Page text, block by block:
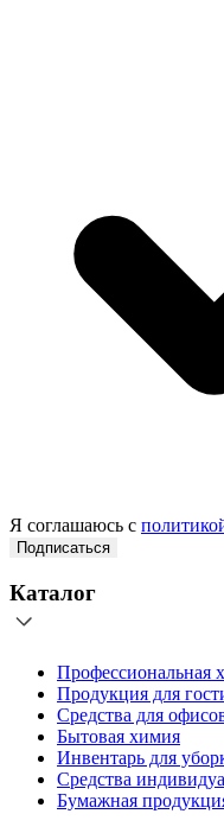
Я соглашаюсь с
Подписаться
Каталог
Профессиональная
Продукция для
Средства для
Бытовая химия
Инвентарь для
Средства
Бумажная